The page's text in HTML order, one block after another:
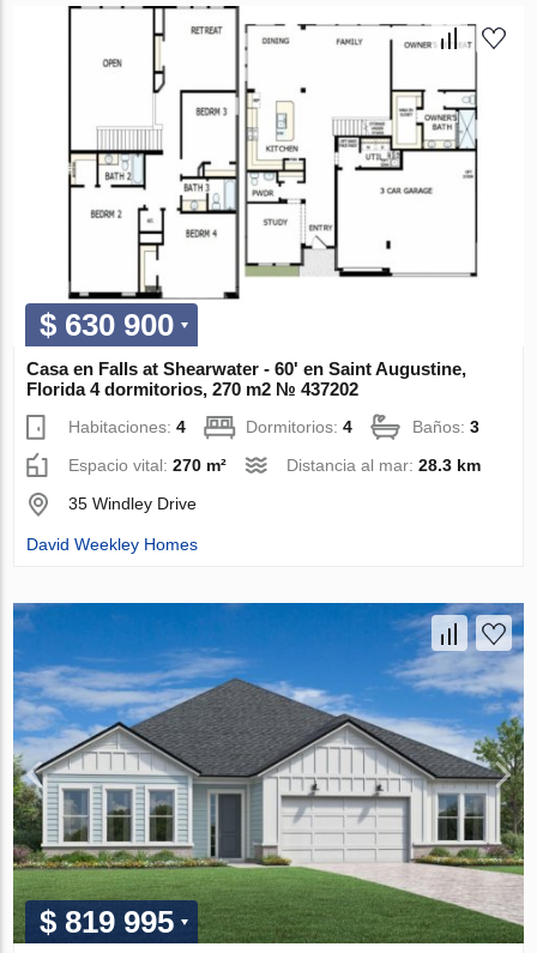
$ 630 900
Casa en Falls at Shearwater - 60' en Saint Augustine,
Florida 4 dormitorios, 270 m2 № 437202
Habitaciones:4 Dormitorios:4 Baños:3
Espacio vital:270 m² Distancia al mar:28.3 km
35 Windley Drive
David Weekley Homes
$ 819 995